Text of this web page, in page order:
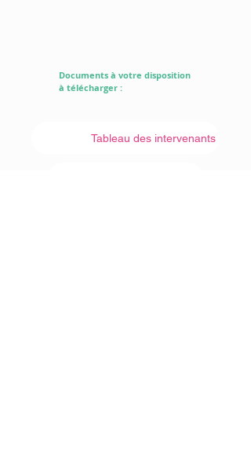
Documents à votre disposition
à télécharger :
Tableau des intervenants